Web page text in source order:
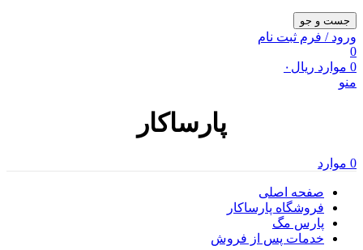
جست و جو
ورود / فرم ثبت نام
0
0 موارد ریال ۰
منو
پارساکار
0 موارد
صفحه اصلی
فروشگاه پارساکار
پارس مگ
خدمات پس از فروش